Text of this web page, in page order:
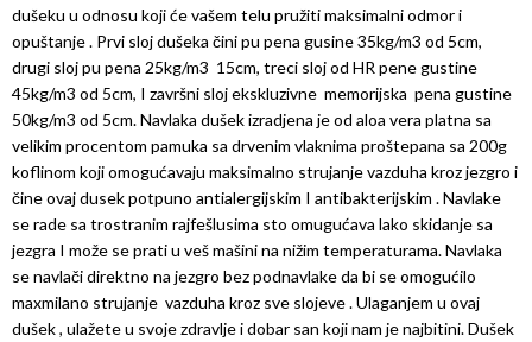
dušeku u odnosu koji će vašem telu pružiti maksimalni odmor i
opuštanje . Prvi sloj dušeka čini pu pena gusine 35kg/m3 od 5cm,
drugi sloj pu pena 25kg/m3 15cm, treci sloj od HR pene gustine
45kg/m3 od 5cm, I završni sloj ekskluzivne memorijska pena gustine
50kg/m3 od 5cm. Navlaka dušek izradjena je od aloa vera platna sa
velikim procentom pamuka sa drvenim vlaknima proštepana sa 200g
koflinom koji omogućavaju maksimalno strujanje vazduha kroz jezgro i
čine ovaj dusek potpuno antialergijskim I antibakterijskim . Navlake
se rade sa trostranim rajfešlusima sto omugućava lako skidanje sa
jezgra I može se prati u veš mašini na nižim temperaturama. Navlaka
se navlači direktno na jezgro bez podnavlake da bi se omogućilo
maxmilano strujanje vazduha kroz sve slojeve . Ulaganjem u ovaj
dušek , ulažete u svoje zdravlje i dobar san koji nam je najbitini. Dušek